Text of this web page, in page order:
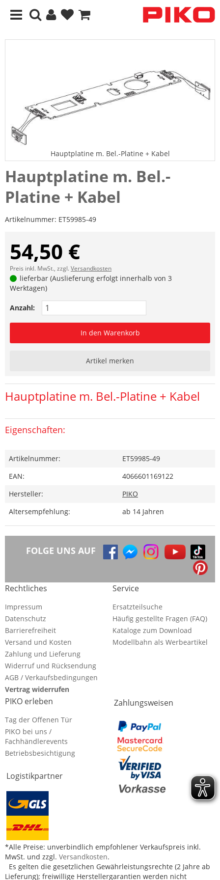
Hauptplatine m. Bel.-Platine + Kabel
Hauptplatine m. Bel.-
Platine + Kabel
Artikelnummer: ET59985-49
54,50 €
Preis inkl. MwSt., zzgl.Versandkosten
lieferbar (Auslieferung erfolgt innerhalb von 3
Werktagen)
Anzahl:
In den Warenkorb
Artikel merken
Hauptplatine m. Bel.-Platine + Kabel
Eigenschaften:
Artikelnummer:
ET59985-49
EAN:
4066601169122
Hersteller:
PIKO
Altersempfehlung:
ab 14 Jahren
FOLGE UNS AUF
Rechtliches
Impressum
Datenschutz
Barrierefreiheit
Versand und Kosten
Zahlung und Lieferung
Widerruf und Rücksendung
AGB / Verkaufsbedingungen
Vertrag widerrufen
Service
Ersatzteilsuche
Häufig gestellte Fragen (FAQ)
Kataloge zum Download
Modellbahn als Werbeartikel
PIKO erleben
Tag der Offenen Tür
PIKO bei uns /
Fachhändlerevents
Betriebsbesichtigung
Logistikpartner
Zahlungsweisen
*Alle Preise: unverbindlich empfohlener Verkaufspreis inkl.
MwSt. und zzgl. Versandkosten.
Es gelten die gesetzlichen Gewährleistungsrechte (2 Jahre ab
Lieferung); freiwillige Herstellergarantien werden nicht